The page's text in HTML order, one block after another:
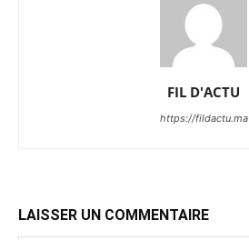
FIL D'ACTU
https://fildactu.ma
LAISSER UN COMMENTAIRE